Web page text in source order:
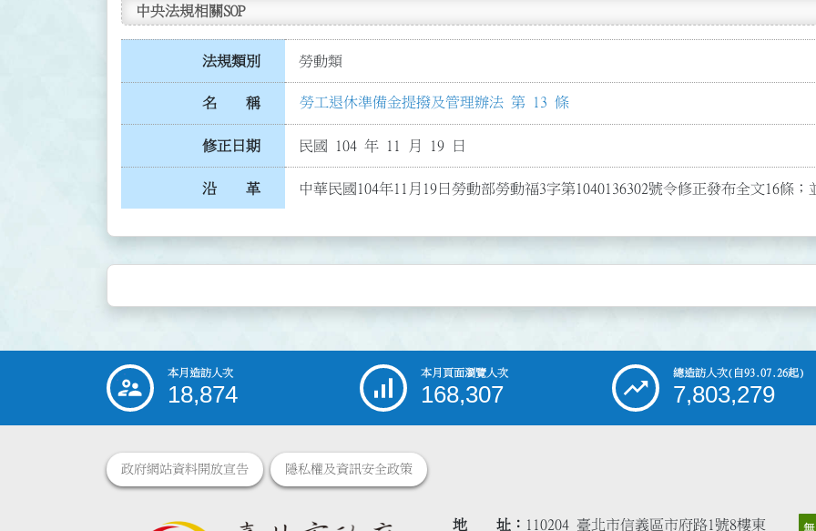
中央法規相關SOP
法規類別 勞動類
名 稱 勞工退休準備金提撥及管理辦法 第 13 條
修正日期 民國 104 年 11 月 19 日
沿 革 中華民國104年11月19日勞動部勞動福3字第1040136302號令修正發布全文16條；
::: 本月造訪人次
18,874
本月頁面瀏覽人次
168,307
總造訪人次(自93.07.26起)
7,803,279
政府網站資料開放宣告 隱私權及資訊安全政策
地 址 110204 臺北市信義區市府路1號8樓東